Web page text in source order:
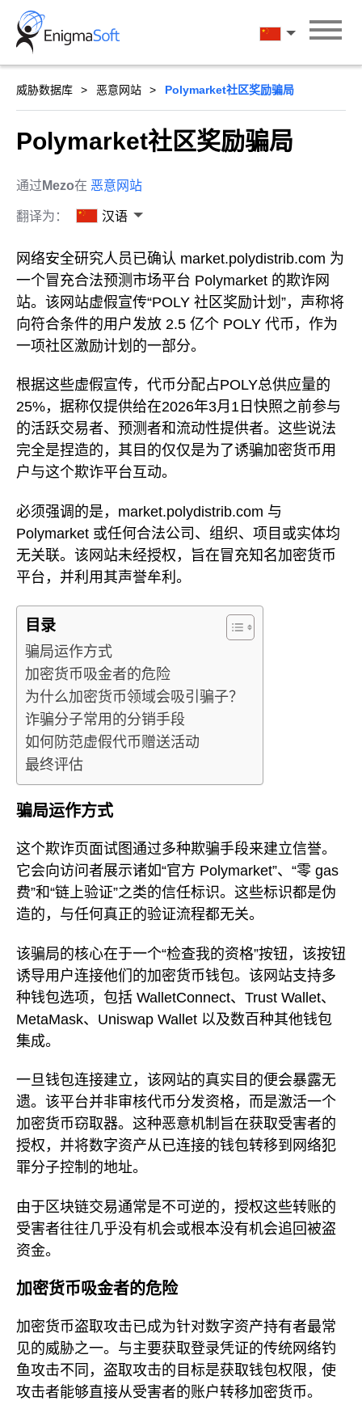
Skip
content
汉语
威胁数据库 恶意网站 Polymarket社区奖励骗局
Polymarket社区奖励骗局
通过 Mezo在 恶意网站
翻译为： 汉语
网络安全研究人员已确认 market.polydistrib.com 为
一个冒充合法预测市场平台 Polymarket 的欺诈网
站。该网站虚假宣传“POLY 社区奖励计划”，声称将
向符合条件的用户发放 2.5 亿个 POLY 代币，作为
一项社区激励计划的一部分。
根据这些虚假宣传，代币分配占POLY总供应量的
25%，据称仅提供给在2026年3月1日快照之前参与
的活跃交易者、预测者和流动性提供者。这些说法
完全是捏造的，其目的仅仅是为了诱骗加密货币用
户与这个欺诈平台互动。
必须强调的是，market.polydistrib.com 与
Polymarket 或任何合法公司、组织、项目或实体均
无关联。该网站未经授权，旨在冒充知名加密货币
平台，并利用其声誉牟利。
目录
骗局运作方式
加密货币吸金者的危险
为什么加密货币领域会吸引骗子？
诈骗分子常用的分销手段
如何防范虚假代币赠送活动
最终评估
骗局运作方式
这个欺诈页面试图通过多种欺骗手段来建立信誉。
它会向访问者展示诸如“官方 Polymarket”、“零 gas
费”和“链上验证”之类的信任标识。这些标识都是伪
造的，与任何真正的验证流程都无关。
该骗局的核心在于一个“检查我的资格”按钮，该按钮
诱导用户连接他们的加密货币钱包。该网站支持多
种钱包选项，包括 WalletConnect、Trust Wallet、
MetaMask、Uniswap Wallet 以及数百种其他钱包
集成。
一旦钱包连接建立，该网站的真实目的便会暴露无
遗。该平台并非审核代币分发资格，而是激活一个
加密货币窃取器。这种恶意机制旨在获取受害者的
授权，并将数字资产从已连接的钱包转移到网络犯
罪分子控制的地址。
由于区块链交易通常是不可逆的，授权这些转账的
受害者往往几乎没有机会或根本没有机会追回被盗
资金。
加密货币吸金者的危险
加密货币盗取攻击已成为针对数字资产持有者最常
见的威胁之一。与主要获取登录凭证的传统网络钓
鱼攻击不同，盗取攻击的目标是获取钱包权限，使
攻击者能够直接从受害者的账户转移加密货币。